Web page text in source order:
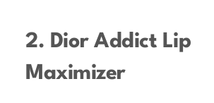
2. Dior Addict Lip
Maximizer